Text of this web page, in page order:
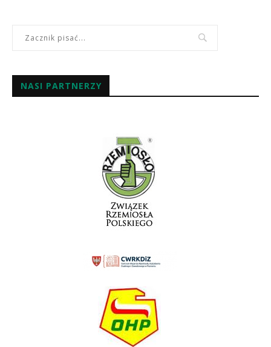
NASI PARTNERZY